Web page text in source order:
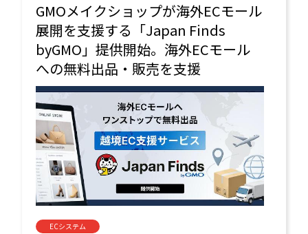
GMOメイクショップが海外ECモール
展開を支援する「Japan Finds
byGMO」提供開始。海外ECモール
への無料出品・販売を支援
ECシステム